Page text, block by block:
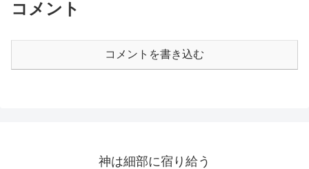
コメント
コメントを書き込む
神は細部に宿り給う